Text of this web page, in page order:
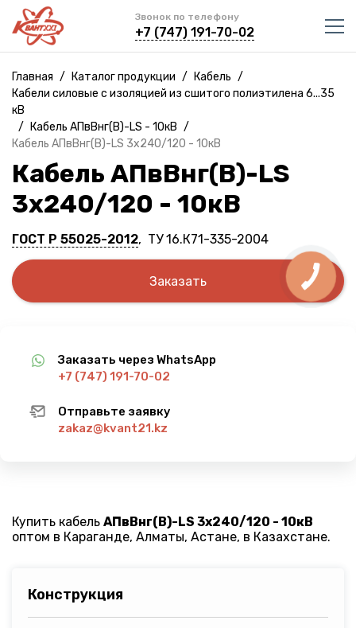
Звонок по телефону
+7 (747) 191-70-02
Главная / Каталог продукции / Кабель /
Кабели силовые с изоляцией из сшитого полиэтилена 6...35
кВ
/
Кабель АПвВнг(B)-LS - 10кВ /
Кабель АПвВнг(B)-LS 3х240/120 - 10кВ
Кабель АПвВнг(B)-LS
3х240/120 - 10кВ
ГОСТ Р 55025-2012, ТУ 16.К71-335-2004
Заказать
Заказать через WhatsApp
+7 (747) 191-70-02
Отправьте заявку
zakaz@kvant21.kz
Купить кабель АПвВнг(B)-LS 3х240/120 - 10кВ
оптом в Караганде, Алматы, Астане, в Казахстане.
Конструкция